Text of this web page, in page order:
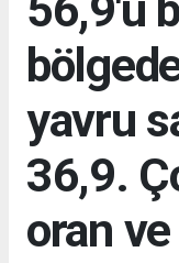
yavru
36,9.
oran